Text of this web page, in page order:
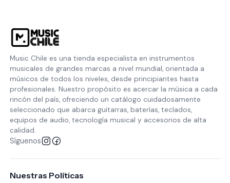
Music Chile es una tienda especialista en instrumentos
musicales de grandes marcas a nivel mundial, orientada a
músicos de todos los niveles, desde principiantes hasta
profesionales. Nuestro propósito es acercar la música a cada
rincón del país, ofreciendo un catálogo cuidadosamente
seleccionado que abarca guitarras, baterías, teclados,
equipos de audio, tecnología musical y accesorios de alta
calidad.
Síguenos
Nuestras Políticas